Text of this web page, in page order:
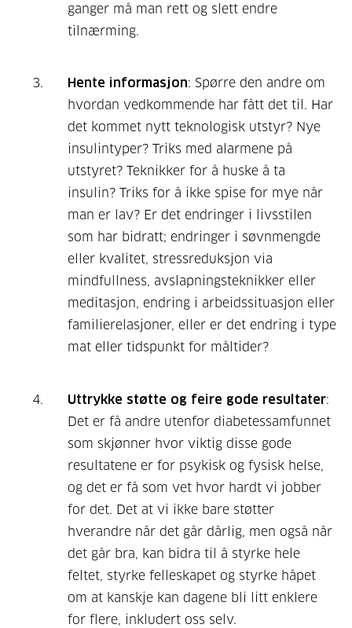
ganger må man rett og slett endre
tilnærming.
Hente informasjon: Spørre den andre om
hvordan vedkommende har fått det til. Har
det kommet nytt teknologisk utstyr? Nye
insulintyper? Triks med alarmene på
utstyret? Teknikker for å huske å ta
insulin? Triks for å ikke spise for mye når
man er lav? Er det endringer i livsstilen
som har bidratt; endringer i søvnmengde
eller kvalitet, stressreduksjon via
mindfullness, avslapningsteknikker eller
meditasjon, endring i arbeidssituasjon eller
familierelasjoner, eller er det endring i type
mat eller tidspunkt for måltider?
Uttrykke støtte og feire gode resultater:
Det er få andre utenfor diabetessamfunnet
som skjønner hvor viktig disse gode
resultatene er for psykisk og fysisk helse,
og det er få som vet hvor hardt vi jobber
for det. Det at vi ikke bare støtter
hverandre når det går dårlig, men også når
det går bra, kan bidra til å styrke hele
feltet, styrke felleskapet og styrke håpet
om at kanskje kan dagene bli litt enklere
for flere, inkludert oss selv.